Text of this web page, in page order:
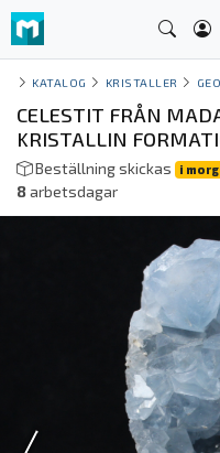
KATALOG KRISTALLER
CELESTIT FRÅN
KRISTALLIN
Beställning skickas i
8arbetsdagar